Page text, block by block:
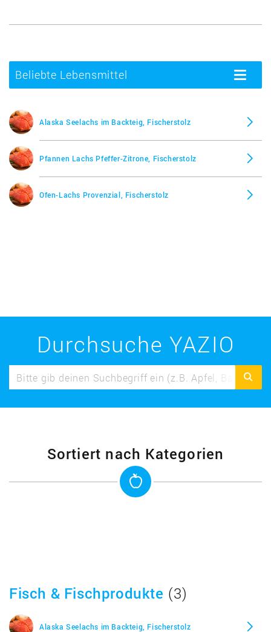
Beliebte Lebensmittel
Toggle
Alaska Seelachs im Backteig, Fischerstolz
Pfannen Lachs Pfeffer-Zitrone, Fischerstolz
Ofen-Lachs Provenzial, Fischerstolz
Durchsuche YAZIO
Sortiert nach Kategorien
Fisch & Fischprodukte (3)
Alaska Seelachs im Backteig, Fischerstolz